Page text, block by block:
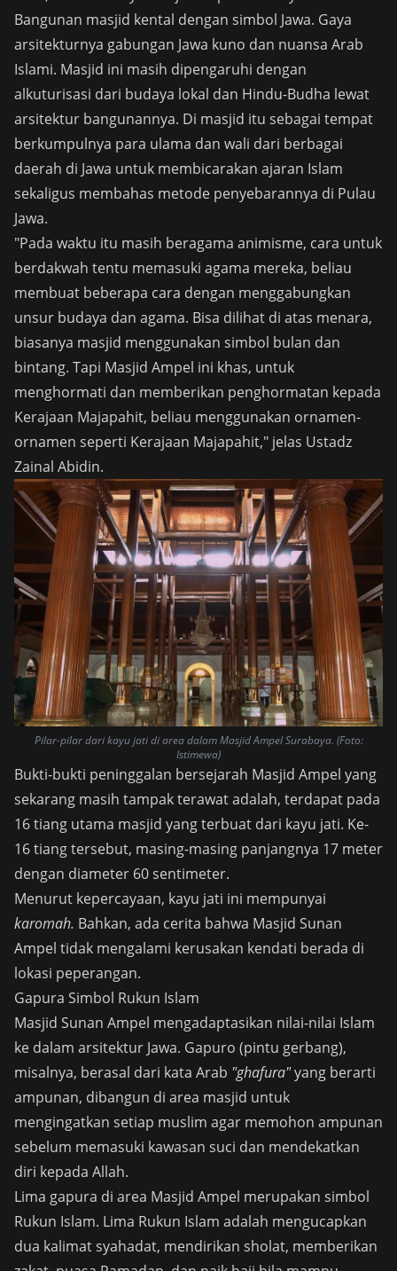
Bangunan masjid kental dengan simbol Jawa. Gaya
arsitekturnya gabungan Jawa kuno dan nuansa Arab
Islami. Masjid ini masih dipengaruhi dengan
alkuturisasi dari budaya lokal dan Hindu-Budha lewat
arsitektur bangunannya. Di masjid itu sebagai tempat
berkumpulnya para ulama dan wali dari berbagai
daerah di Jawa untuk membicarakan ajaran Islam
sekaligus membahas metode penyebarannya di Pulau
Jawa.
"Pada waktu itu masih beragama animisme, cara untuk
berdakwah tentu memasuki agama mereka, beliau
membuat beberapa cara dengan menggabungkan
unsur budaya dan agama. Bisa dilihat di atas menara,
biasanya masjid menggunakan simbol bulan dan
bintang. Tapi Masjid Ampel ini khas, untuk
menghormati dan memberikan penghormatan kepada
Kerajaan Majapahit, beliau menggunakan ornamen-
ornamen seperti Kerajaan Majapahit," jelas Ustadz
Zainal Abidin.
Pilar-pilar dari kayu jati di area dalam Masjid Ampel Surabaya. (Foto:
Istimewa)
Bukti-bukti peninggalan bersejarah Masjid Ampel yang
sekarang masih tampak terawat adalah, terdapat pada
16 tiang utama masjid yang terbuat dari kayu jati. Ke-
16 tiang tersebut, masing-masing panjangnya 17 meter
dengan diameter 60 sentimeter.
Menurut kepercayaan, kayu jati ini mempunyai
karomah. Bahkan, ada cerita bahwa Masjid Sunan
Ampel tidak mengalami kerusakan kendati berada di
lokasi peperangan.
Gapura Simbol Rukun Islam
Masjid Sunan Ampel mengadaptasikan nilai-nilai Islam
ke dalam arsitektur Jawa. Gapuro (pintu gerbang),
misalnya, berasal dari kata Arab "ghafura"yang berarti
ampunan, dibangun di area masjid untuk
mengingatkan setiap muslim agar memohon ampunan
sebelum memasuki kawasan suci dan mendekatkan
diri kepada Allah.
Lima gapura di area Masjid Ampel merupakan simbol
Rukun Islam. Lima Rukun Islam adalah mengucapkan
dua kalimat syahadat, mendirikan sholat, memberikan